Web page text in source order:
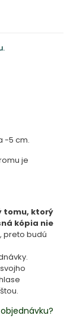
-5 cm.
je
tomu, ktorý
kópia nie
preto budú